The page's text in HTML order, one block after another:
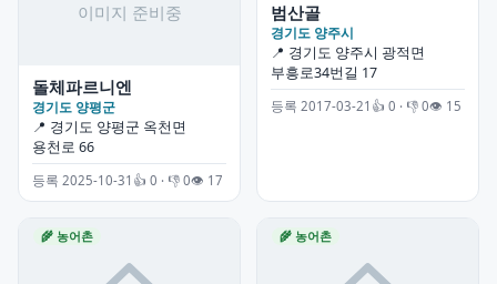
돌체파르니엔
경기도 양평군
📍 경기도 양평군 옥천면
용천로 66
등록 2025-10-31 👍 0 · 👎 0👁 17
범산골
경기도 양주시
📍 경기도 양주시 광적면
부흥로34번길 17
등록 2017-03-21 👍 0 · 👎 0👁 15
🌾 농어촌 🌾 농어촌